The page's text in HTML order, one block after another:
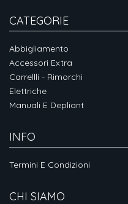
CATEGORIE
Abbigliamento
Accessori Extra
Carrellli - Rimorchi
Elettriche
Manuali E Depliant
INFO
Termini E Condizioni
CHI SIAMO